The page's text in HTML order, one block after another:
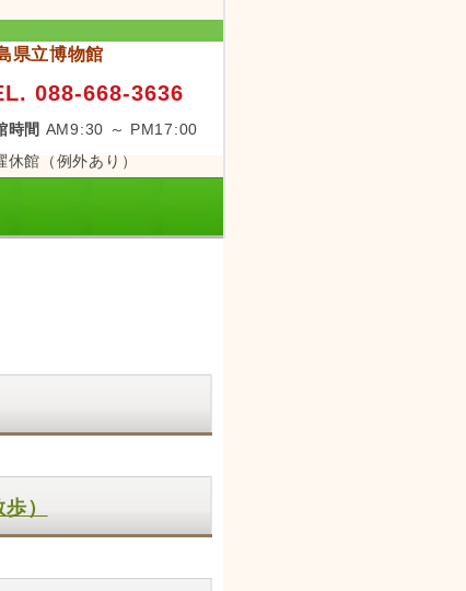
県立博物館
088-668-3636
時間 AM9:30 ～ PM17:00
休館（例外あり）
）